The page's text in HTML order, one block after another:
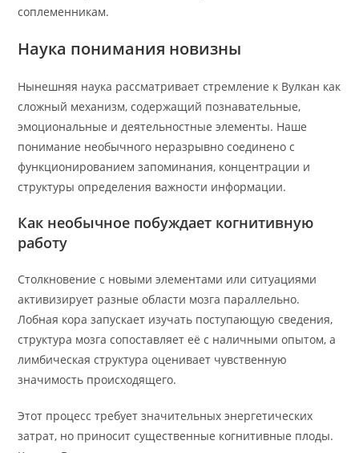
соплеменникам.
Наука понимания новизны
Нынешняя наука рассматривает стремление к Вулкан как
сложный механизм, содержащий познавательные,
эмоциональные и деятельностные элементы. Наше
понимание необычного неразрывно соединено с
функционированием запоминания, концентрации и
структуры определения важности информации.
Как необычное побуждает когнитивную
работу
Столкновение с новыми элементами или ситуациями
активизирует разные области мозга параллельно.
Лобная кора запускает изучать поступающую сведения,
структура мозга сопоставляет её с наличными опытом, а
лимбическая структура оценивает чувственную
значимость происходящего.
Этот процесс требует значительных энергетических
затрат, но приносит существенные когнитивные плоды.